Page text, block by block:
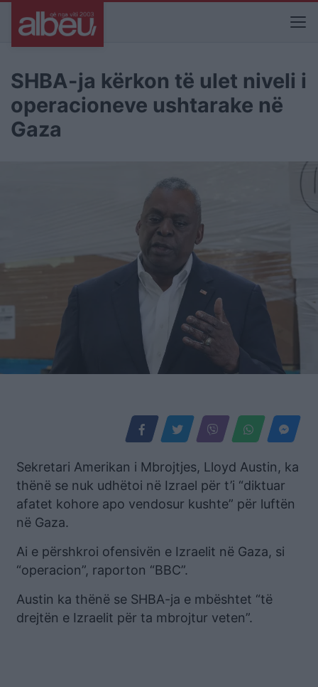
SHBA-ja kërkon të ulet niveli i
operacioneve ushtarake në
Gaza
Sekretari Amerikan i Mbrojtjes, Lloyd Austin, ka
thënë se nuk udhëtoi në Izrael për t’i “diktuar
afatet kohore apo vendosur kushte” për luftën
në Gaza.
Ai e përshkroi ofensivën e Izraelit në Gaza, si
“operacion”, raporton “BBC”.
Austin ka thënë se SHBA-ja e mbështet “të
drejtën e Izraelit për ta mbrojtur veten”.